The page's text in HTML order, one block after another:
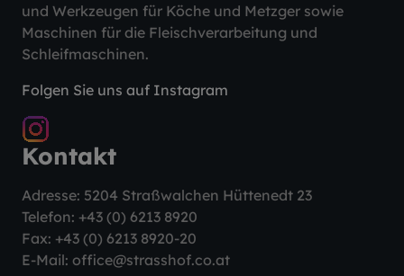
und Werkzeugen für Köche und Metzger sowie
Maschinen für die Fleischverarbeitung und
Schleifmaschinen.
Folgen Sie uns auf Instagram
Kontakt
Adresse: 5204 Straßwalchen Hüttenedt 23
Telefon: +43 (0) 6213 8920
Fax: +43 (0) 6213 8920-20
E-Mail: office@strasshof.co.at